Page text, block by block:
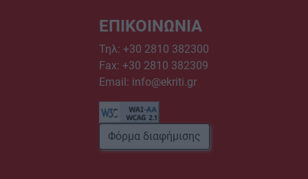
ΕΠΙΚΟΙΝΩΝΙΑ
Τηλ: +30 2810 382300
Fax: +30 2810 382309
Email: info@ekriti.gr
Φόρμα διαφήμισης